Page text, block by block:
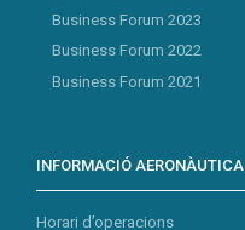
Business Forum 2023
Business Forum 2022
Business Forum 2021
INFORMACIÓ AERONÀUTICA
Horari d’operacions